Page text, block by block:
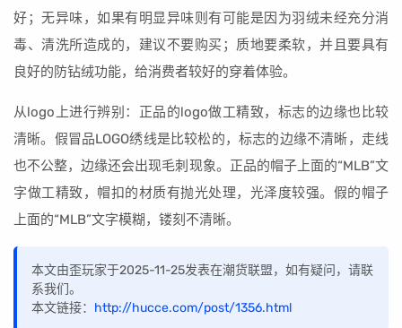
好；无异味，如果有明显异味则有可能是因为羽绒未经充分消
毒、清洗所造成的，建议不要购买；质地要柔软，并且要具有
良好的防钻绒功能，给消费者较好的穿着体验。
从logo上进行辨别：正品的logo做工精致，标志的边缘也比较
清晰。假冒品LOGO绣线是比较松的，标志的边缘不清晰，走线
也不公整，边缘还会出现毛刺现象。正品的帽子上面的“MLB”文
字做工精致，帽扣的材质有抛光处理，光泽度较强。假的帽子
上面的“MLB”文字模糊，镂刻不清晰。
本文由歪玩家于2025-11-25发表在潮货联盟，如有疑问，请联
系我们。
本文链接： http://hucce.com/post/1356.html